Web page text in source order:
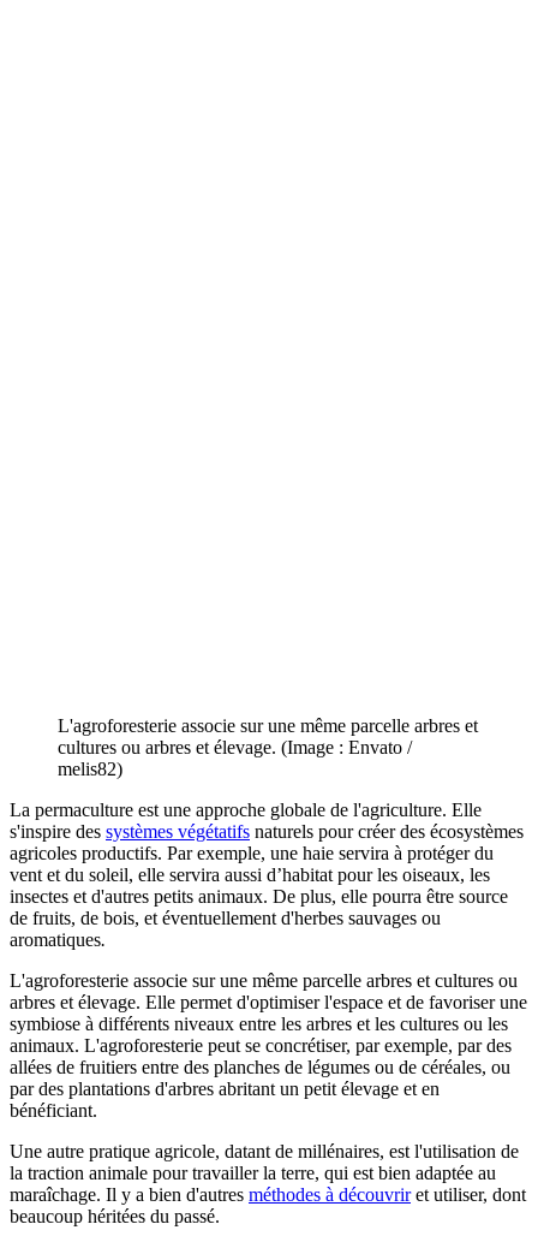
L'agroforesterie associe sur une même parcelle arbres et
cultures ou arbres et élevage. (Image : Envato /
melis82)
La permaculture est une approche globale de l'agriculture. Elle
s'inspire des systèmes végétatifs naturels pour créer des écosystèmes
agricoles productifs. Par exemple, une haie servira à protéger du
vent et du soleil, elle servira aussi d’habitat pour les oiseaux, les
insectes et d'autres petits animaux. De plus, elle pourra être source
de fruits, de bois, et éventuellement d'herbes sauvages ou
aromatiques.
L'agroforesterie associe sur une même parcelle arbres et cultures ou
arbres et élevage. Elle permet d'optimiser l'espace et de favoriser une
symbiose à différents niveaux entre les arbres et les cultures ou les
animaux. L'agroforesterie peut se concrétiser, par exemple, par des
allées de fruitiers entre des planches de légumes ou de céréales, ou
par des plantations d'arbres abritant un petit élevage et en
bénéficiant.
Une autre pratique agricole, datant de millénaires, est l'utilisation de
la traction animale pour travailler la terre, qui est bien adaptée au
maraîchage. Il y a bien d'autres méthodes à découvriret utiliser, dont
beaucoup héritées du passé.